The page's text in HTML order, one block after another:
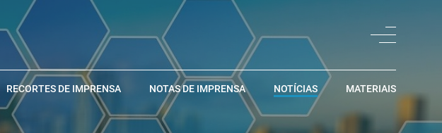
RECORTES DE IMPRENSA NOTAS DE IMPRENSA NOTÍCIAS MATERIAIS